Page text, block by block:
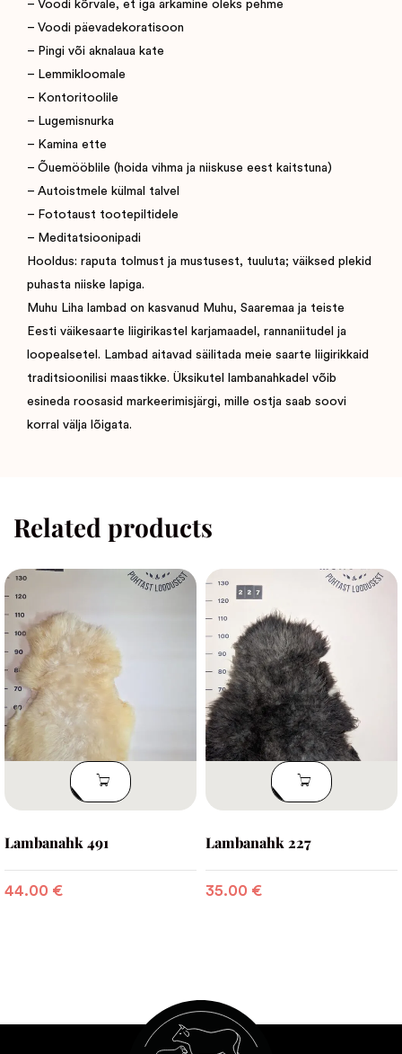
– Voodi kõrvale, et iga ärkamine oleks pehme
– Voodi päevadekoratisoon
– Pingi või aknalaua kate
– Lemmikloomale
– Kontoritoolile
– Lugemisnurka
– Kamina ette
– Õuemööblile (hoida vihma ja niiskuse eest kaitstuna)
– Autoistmele külmal talvel
– Fototaust tootepiltidele
– Meditatsioonipadi
Hooldus: raputa tolmust ja mustusest, tuuluta; väiksed plekid
puhasta niiske lapiga.
Muhu Liha lambad on kasvanud Muhu, Saaremaa ja teiste
Eesti väikesaarte liigirikastel karjamaadel, rannaniitudel ja
loopealsetel. Lambad aitavad säilitada meie saarte liigirikkaid
traditsioonilisi maastikke. Üksikutel lambanahkadel võib
esineda roosasid markeerimisjärgi, mille ostja saab soovi
korral välja lõigata.
Related products
Lambanahk 491
44.00 €
Lambanahk 227
35.00 €